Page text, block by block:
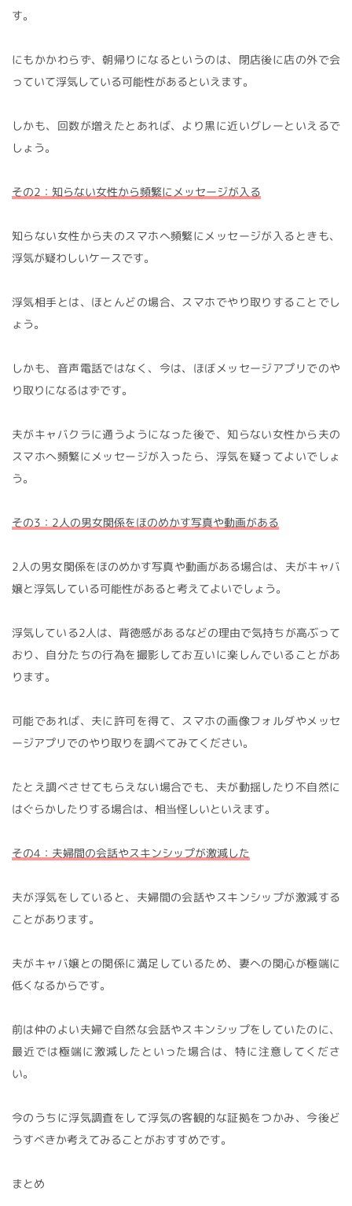
す。
にもかかわらず、朝帰りになるというのは、閉店後に店の外で会
っていて浮気している可能性があるといえます。
しかも、回数が増えたとあれば、より黒に近いグレーといえるで
しょう。
その2：知らない女性から頻繁にメッセージが入る
知らない女性から夫のスマホへ頻繁にメッセージが入るときも、
浮気が疑わしいケースです。
浮気相手とは、ほとんどの場合、スマホでやり取りすることでし
ょう。
しかも、音声電話ではなく、今は、ほぼメッセージアプリでのや
り取りになるはずです。
夫がキャバクラに通うようになった後で、知らない女性から夫の
スマホへ頻繁にメッセージが入ったら、浮気を疑ってよいでしょ
う。
その3：2人の男女関係をほのめかす写真や動画がある
2人の男女関係をほのめかす写真や動画がある場合は、夫がキャバ
嬢と浮気している可能性があると考えてよいでしょう。
浮気している2人は、背徳感があるなどの理由で気持ちが高ぶって
おり、自分たちの行為を撮影してお互いに楽しんでいることがあ
ります。
可能であれば、夫に許可を得て、スマホの画像フォルダやメッセ
ージアプリでのやり取りを調べてみてください。
たとえ調べさせてもらえない場合でも、夫が動揺したり不自然に
はぐらかしたりする場合は、相当怪しいといえます。
その4：夫婦間の会話やスキンシップが激減した
夫が浮気をしていると、夫婦間の会話やスキンシップが激減する
ことがあります。
夫がキャバ嬢との関係に満足しているため、妻への関心が極端に
低くなるからです。
前は仲のよい夫婦で自然な会話やスキンシップをしていたのに、
最近では極端に激減したといった場合は、特に注意してくださ
い。
今のうちに浮気調査をして浮気の客観的な証拠をつかみ、今後ど
うすべきか考えてみることがおすすめです。
まとめ